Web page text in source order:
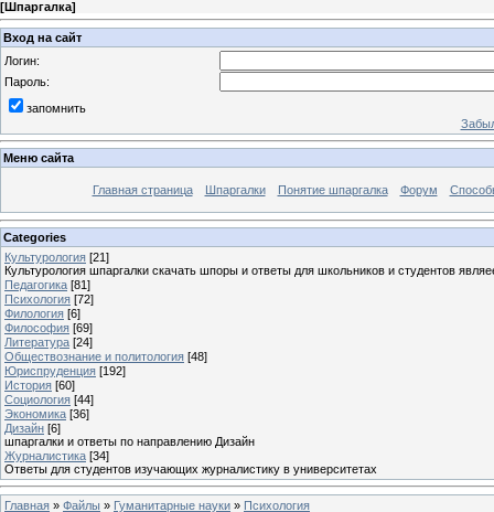
[Шпаргалка]
Вход на сайт
Логин:
Пароль:
запомнить
Меню сайта
Главная страница Шпаргалки Понятие шпаргалка Форум
Categories
Культурология [21]
Культурология шпаргалки скачать шпоры и ответы для школьников и студентов
Педагогика [81]
Психология [72]
Филология [6]
Философия [69]
Литература [24]
Обществознание и политология [48]
Юриспруденция [192]
История [60]
Социология [44]
Экономика [36]
Дизайн [6]
шпаргалки и ответы по направлению Дизайн
Журналистика [34]
Ответы для студентов изучающих журналистику в университетах
Главная » Файлы » Гуманитарные науки » Психология